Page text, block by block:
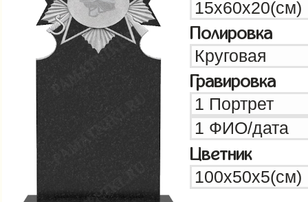
Полировка
Гравировка
Цветник